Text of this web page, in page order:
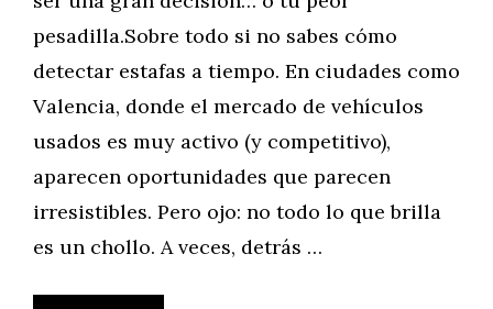
pesadilla.Sobre todo si no sabes cómo
detectar estafas a tiempo. En ciudades como
Valencia, donde el mercado de vehículos
usados es muy activo (y competitivo),
aparecen oportunidades que parecen
irresistibles. Pero ojo: no todo lo que brilla
es un chollo. A veces, detrás …